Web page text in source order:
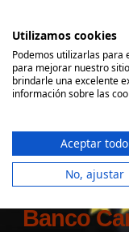
contenido
Comparador
Banco
Utilizamos cookies
Podemos utilizarlas para
para mejorar nuestro
brindarle una excelente
información sobre las
Aceptar todo
No, ajustar